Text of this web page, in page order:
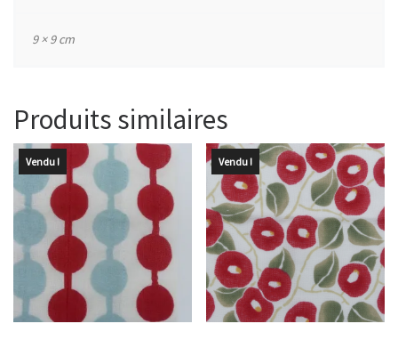
9 × 9 cm
Produits similaires
Vendu ! Vendu !